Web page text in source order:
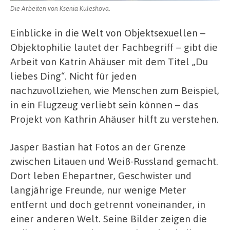
Die Arbeiten von Ksenia Kuleshova.
Einblicke in die Welt von Objektsexuellen –
Objektophilie lautet der Fachbegriff – gibt die
Arbeit von Katrin Ahäuser mit dem Titel „Du
liebes Ding“. Nicht für jeden
nachzuvollziehen, wie Menschen zum Beispiel,
in ein Flugzeug verliebt sein können – das
Projekt von Kathrin Ahäuser hilft zu verstehen.
Jasper Bastian hat Fotos an der Grenze
zwischen Litauen und Weiß-Russland gemacht.
Dort leben Ehepartner, Geschwister und
langjährige Freunde, nur wenige Meter
entfernt und doch getrennt voneinander, in
einer anderen Welt. Seine Bilder zeigen die